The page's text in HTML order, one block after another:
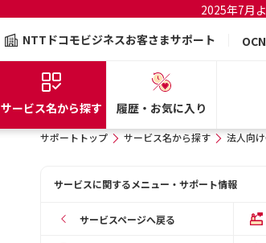
2025年7月
NTTドコモビジネスお客さまサポート
サービス名から探す 履歴・お気に入り
サポートトップ サービス名から探す 法人向
サービスに関するメニュー・サポート情報
サービスページへ戻る